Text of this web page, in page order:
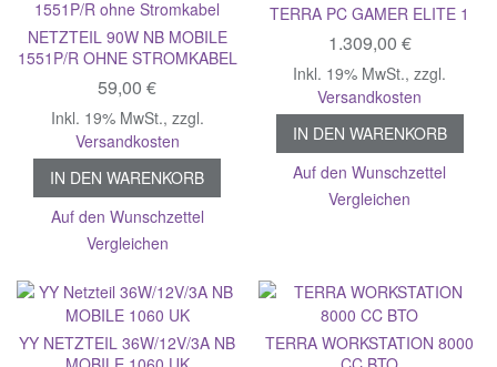
NETZTEIL 90W NB MOBILE
1551P/R OHNE STROMKABEL
59,00 €
Inkl. 19% MwSt., zzgl.
Versandkosten
IN DEN WARENKORB
Auf den Wunschzettel
Vergleichen
TERRA PC GAMER ELITE 1
1.309,00 €
Inkl. 19% MwSt.,zzgl.
Versandkosten
IN DEN WARENKORB
Auf den Wunschzettel
Vergleichen
YY NETZTEIL 36W/12V/3A NB
TERRA WORKSTATION 8000